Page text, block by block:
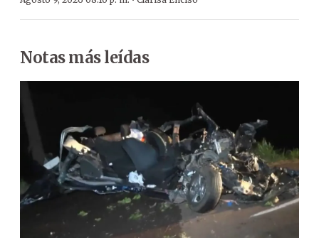
Notas más leídas